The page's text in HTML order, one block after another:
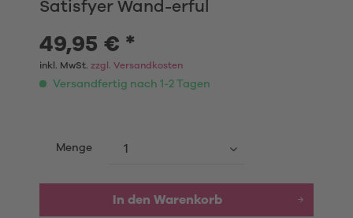
Satisfyer Wand-erful
49,95 € *
inkl. MwSt. zzgl. Versandkosten
Versandfertig nach 1-2 Tagen
Menge
In den Warenkorb